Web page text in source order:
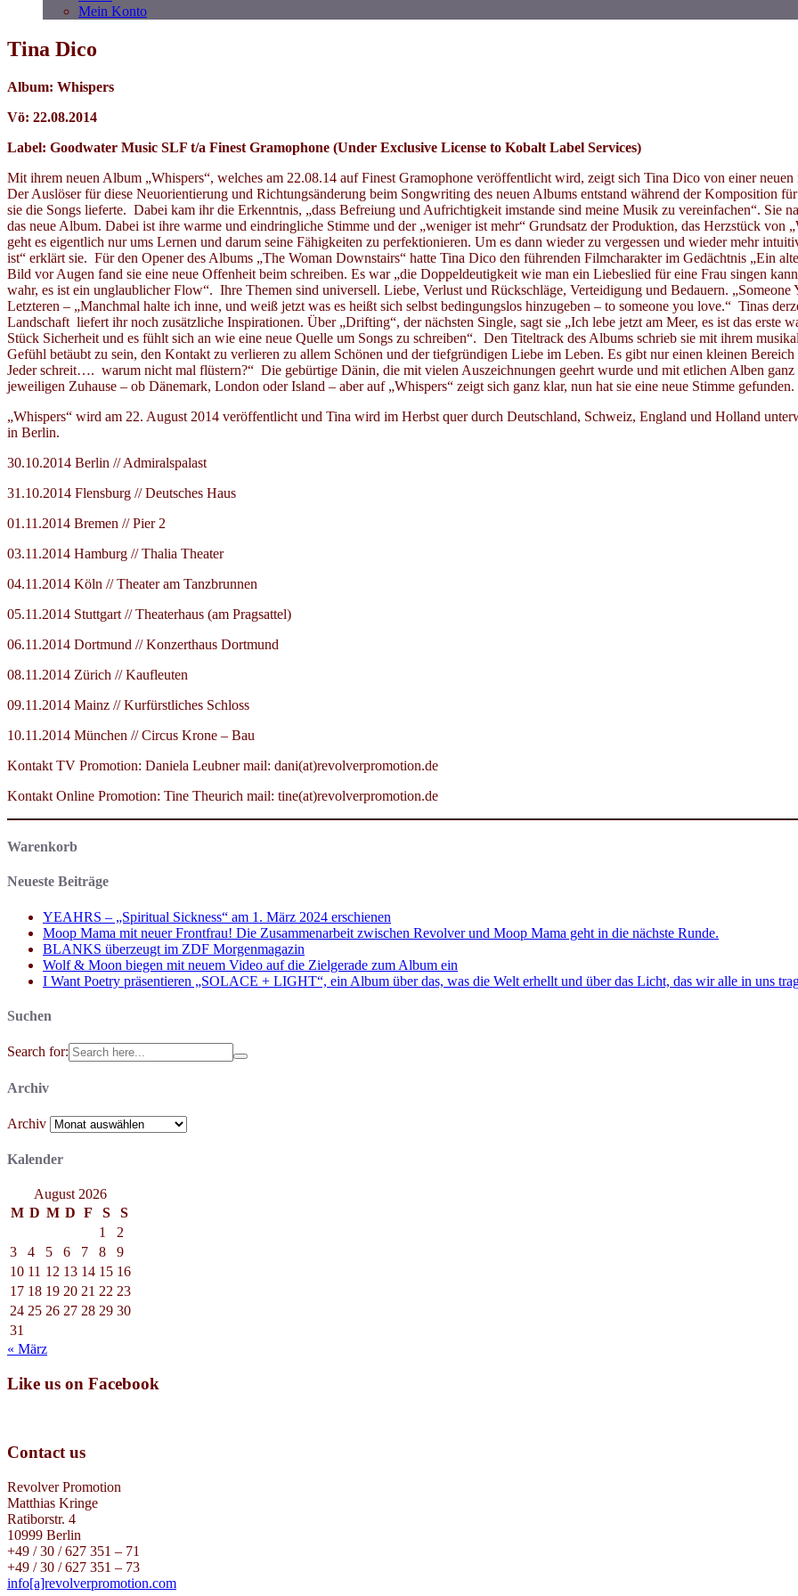
Mein Konto
Tina Dico
Album: Whispers
Vö: 22.08.2014
Label: Goodwater Music SLF t/a Finest Gramophone (Under Exclusive License to Kobalt Label Services)
Mit ihrem neuen Album „Whispers“, welches am 22.08.14 auf Finest Gramophone veröffentlicht wird, zeigt sich Tina Dico von einer
Der Auslöser für diese Neuorientierung und Richtungsänderung beim Songwriting des neuen Albums entstand während der Komposition
sie die Songs lieferte. Dabei kam ihr die Erkenntnis, „dass Befreiung und Aufrichtigkeit imstande sind meine Musik zu vereinfachen“. Sie
das neue Album. Dabei ist ihre warme und eindringliche Stimme und der „weniger ist mehr“ Grundsatz der Produktion, das Herzstück
geht es eigentlich nur ums Lernen und darum seine Fähigkeiten zu perfektionieren. Um es dann wieder zu vergessen und wieder mehr
ist“ erklärt sie. Für den Opener des Albums „The Woman Downstairs“ hatte Tina Dico den führenden Filmcharakter im Gedächtnis „Ein
Bild vor Augen fand sie eine neue Offenheit beim schreiben. Es war „die Doppeldeutigkeit wie man ein Liebeslied für eine Frau singen
wahr, es ist ein unglaublicher Flow“. Ihre Themen sind universell. Liebe, Verlust und Rückschläge, Verteidigung und Bedauern.
Letzteren – „Manchmal halte ich inne, und weiß jetzt was es heißt sich selbst bedingungslos hinzugeben – to someone you love.“ Tinas
Landschaft liefert ihr noch zusätzliche Inspirationen. Über „Drifting“, der nächsten Single, sagt sie „Ich lebe jetzt am Meer, es ist das erste
Stück Sicherheit und es fühlt sich an wie eine neue Quelle um Songs zu schreiben“. Den Titeltrack des Albums schrieb sie mit ihrem
Gefühl betäubt zu sein, den Kontakt zu verlieren zu allem Schönen und der tiefgründigen Liebe im Leben. Es gibt nur einen kleinen
Jeder schreit…. warum nicht mal flüstern?“ Die gebürtige Dänin, die mit vielen Auszeichnungen geehrt wurde und mit etlichen Alben
jeweiligen Zuhause – ob Dänemark, London oder Island – aber auf „Whispers“ zeigt sich ganz klar, nun hat sie eine neue Stimme gefunden.
„Whispers“ wird am 22. August 2014 veröffentlicht und Tina wird im Herbst quer durch Deutschland, Schweiz, England und Holland
in Berlin.
30.10.2014 Berlin // Admiralspalast
31.10.2014 Flensburg // Deutsches Haus
01.11.2014 Bremen // Pier 2
03.11.2014 Hamburg // Thalia Theater
04.11.2014 Köln // Theater am Tanzbrunnen
05.11.2014 Stuttgart // Theaterhaus (am Pragsattel)
06.11.2014 Dortmund // Konzerthaus Dortmund
08.11.2014 Zürich // Kaufleuten
09.11.2014 Mainz // Kurfürstliches Schloss
10.11.2014 München // Circus Krone – Bau
Kontakt TV Promotion: Daniela Leubner mail: dani(at)revolverpromotion.de
Kontakt Online Promotion: Tine Theurich mail: tine(at)revolverpromotion.de
Warenkorb
Neueste Beiträge
YEAHRS – „Spiritual Sickness“ am 1. März 2024 erschienen
Moop Mama mit neuer Frontfrau! Die Zusammenarbeit zwischen Revolver und Moop Mama geht in die nächste Runde.
BLANKS überzeugt im ZDF Morgenmagazin
Wolf & Moon biegen mit neuem Video auf die Zielgerade zum Album ein
I Want Poetry präsentieren „SOLACE + LIGHT“, ein Album über das, was die Welt erhellt und über das Licht, das wir alle in uns
Suchen
Search for:
Archiv
Archiv
Kalender
August 2026
M D M D F S
S
1
2
3
4 5 6 7 8
9
10 11 12 13 14 15 16
17 18 19 20 21 22 23
24 25 26 27 28 29 30
31
« März
Like us on Facebook
Contact us
Revolver Promotion
Matthias Kringe
Ratiborstr. 4
10999 Berlin
+49 / 30 / 627 351 – 71
+49 / 30 / 627 351 – 73
info[a]revolverpromotion.com